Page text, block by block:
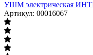
УШМ электрическая
Артикул: 00016067